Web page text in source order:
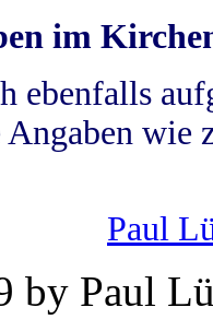
im
ebenfalls
wie
Paul
by Paul